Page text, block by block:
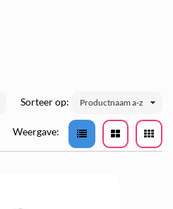
Sorteer op: Productnaam a-z
Weergave: